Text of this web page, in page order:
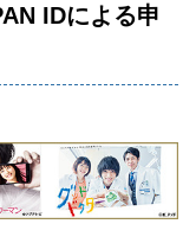
IDによる申